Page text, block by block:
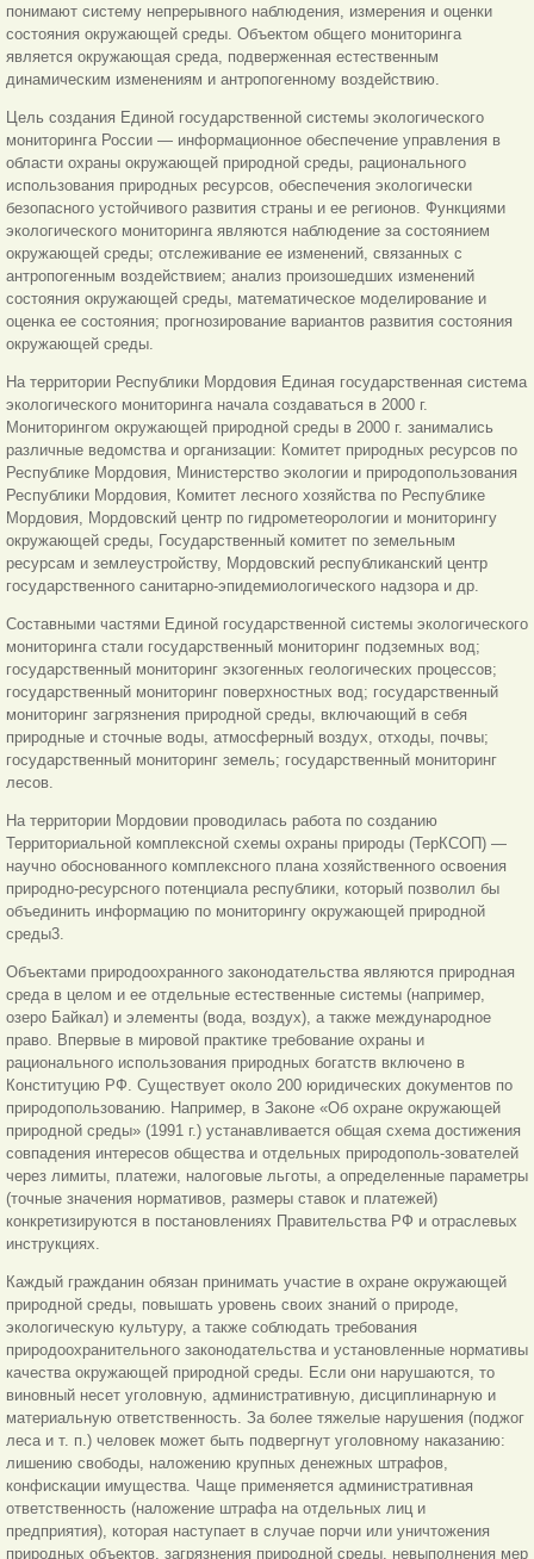
понимают систему непрерывного наблюдения, измерения и оценки
состояния окружающей среды. Объектом общего мониторинга
является окружающая среда, подверженная естественным
динамическим изменениям и антропогенному воздействию.
Цель создания Единой государственной системы экологического
мониторинга России — информационное обеспечение управления в
области охраны окружающей природной среды, рационального
использования природных ресурсов, обеспечения экологически
безопасного устойчивого развития страны и ее регионов. Функциями
экологического мониторинга являются наблюдение за состоянием
окружающей среды; отслеживание ее изменений, связанных с
антропогенным воздействием; анализ произошедших изменений
состояния окружающей среды, математическое моделирование и
оценка ее состояния; прогнозирование вариантов развития состояния
окружающей среды.
На территории Республики Мордовия Единая государственная система
экологического мониторинга начала создаваться в 2000 г.
Мониторингом окружающей природной среды в 2000 г. занимались
различные ведомства и организации: Комитет природных ресурсов по
Республике Мордовия, Министерство экологии и природопользования
Республики Мордовия, Комитет лесного хозяйства по Республике
Мордовия, Мордовский центр по гидрометеорологии и мониторингу
окружающей среды, Государственный комитет по земельным
ресурсам и землеустройству, Мордовский республиканский центр
государственного санитарно-эпидемиологического надзора и др.
Составными частями Единой государственной системы экологического
мониторинга стали государственный мониторинг подземных вод;
государственный мониторинг экзогенных геологических процессов;
государственный мониторинг поверхностных вод; государственный
мониторинг загрязнения природной среды, включающий в себя
природные и сточные воды, атмосферный воздух, отходы, почвы;
государственный мониторинг земель; государственный мониторинг
лесов.
На территории Мордовии проводилась работа по созданию
Территориальной комплексной схемы охраны природы (ТерКСОП) —
научно обоснованного комплексного плана хозяйственного освоения
природно-ресурсного потенциала республики, который позволил бы
объединить информацию по мониторингу окружающей природной
среды3.
Объектами природоохранного законодательства являются природная
среда в целом и ее отдельные естественные системы (например,
озеро Байкал) и элементы (вода, воздух), а также международное
право. Впервые в мировой практике требование охраны и
рационального использования природных богатств включено в
Конституцию РФ. Существует около 200 юридических документов по
природопользованию. Например, в Законе «Об охране окружающей
природной среды» (1991 г.) устанавливается общая схема достижения
совпадения интересов общества и отдельных природополь-зователей
через лимиты, платежи, налоговые льготы, а определенные параметры
(точные значения нормативов, размеры ставок и платежей)
конкретизируются в постановлениях Правительства РФ и отраслевых
инструкциях.
Каждый гражданин обязан принимать участие в охране окружающей
природной среды, повышать уровень своих знаний о природе,
экологическую культуру, а также соблюдать требования
природоохранительного законодательства и установленные нормативы
качества окружающей природной среды. Если они нарушаются, то
виновный несет уголовную, административную, дисциплинарную и
материальную ответственность. За более тяжелые нарушения (поджог
леса и т. п.) человек может быть подвергнут уголовному наказанию:
лишению свободы, наложению крупных денежных штрафов,
конфискации имущества. Чаще применяется административная
ответственность (наложение штрафа на отдельных лиц и
предприятия), которая наступает в случае порчи или уничтожения
природных объектов, загрязнения природной среды, невыполнения мер